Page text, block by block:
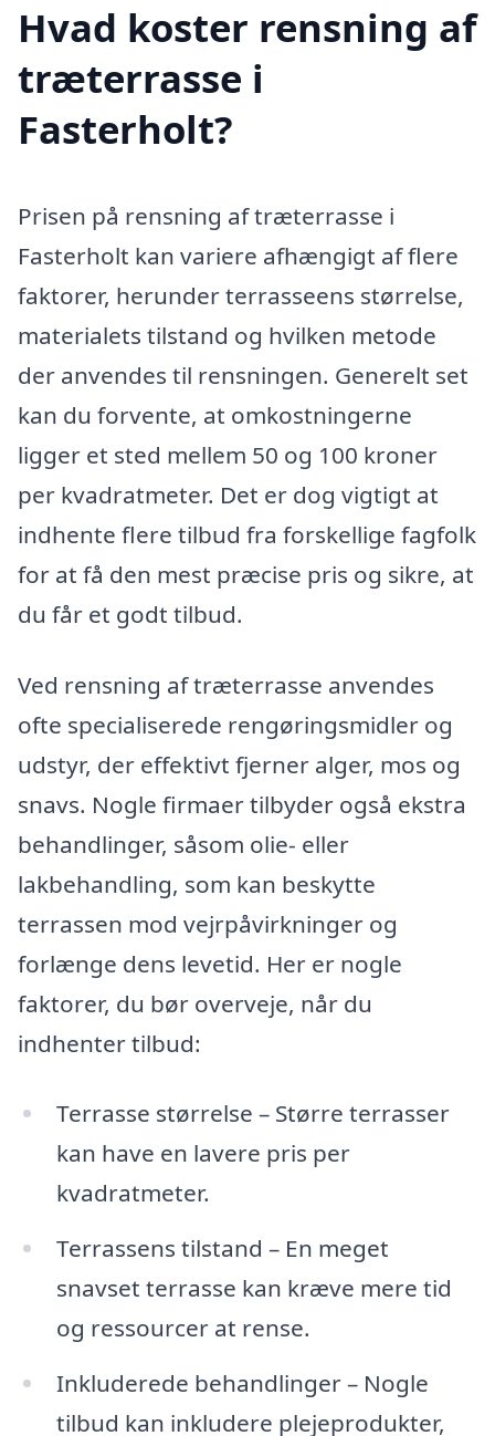
Hvad koster rensning af
træterrasse i
Fasterholt?
Prisen på rensning af træterrasse i
Fasterholt kan variere afhængigt af flere
faktorer, herunder terrasseens størrelse,
materialets tilstand og hvilken metode
der anvendes til rensningen. Generelt set
kan du forvente, at omkostningerne
ligger et sted mellem 50 og 100 kroner
per kvadratmeter. Det er dog vigtigt at
indhente flere tilbud fra forskellige fagfolk
for at få den mest præcise pris og sikre, at
du får et godt tilbud.
Ved rensning af træterrasse anvendes
ofte specialiserede rengøringsmidler og
udstyr, der effektivt fjerner alger, mos og
snavs. Nogle firmaer tilbyder også ekstra
behandlinger, såsom olie- eller
lakbehandling, som kan beskytte
terrassen mod vejrpåvirkninger og
forlænge dens levetid. Her er nogle
faktorer, du bør overveje, når du
indhenter tilbud:
Terrasse størrelse – Større terrasser
kan have en lavere pris per
kvadratmeter.
Terrassens tilstand – En meget
snavset terrasse kan kræve mere tid
og ressourcer at rense.
Inkluderede behandlinger – Nogle
tilbud kan inkludere plejeprodukter,